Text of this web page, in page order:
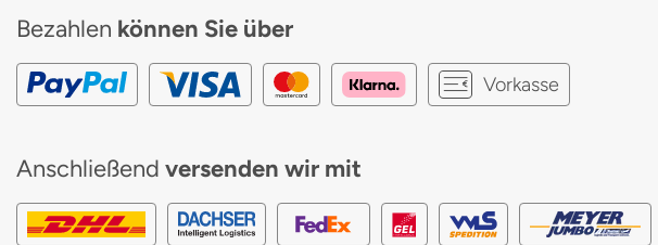
Bezahlen können Sie über
Vorkasse
Anschließend versenden wir mit